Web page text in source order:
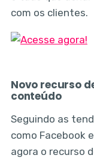
com os clientes.
Novo recurso
conteúdo
Seguindo as
como Facebook
agora o recurso